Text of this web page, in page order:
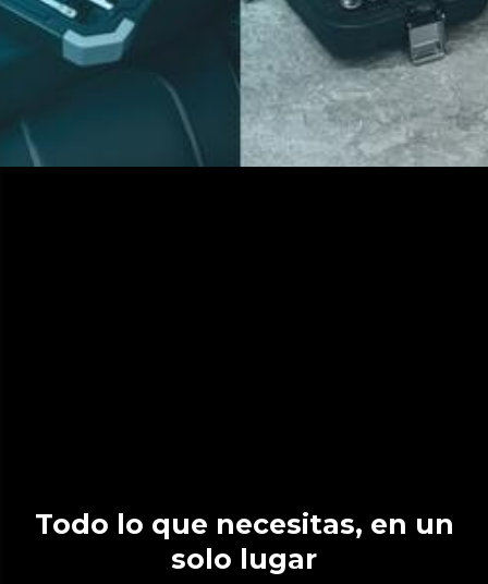
Todo lo que necesitas, en un
solo lugar